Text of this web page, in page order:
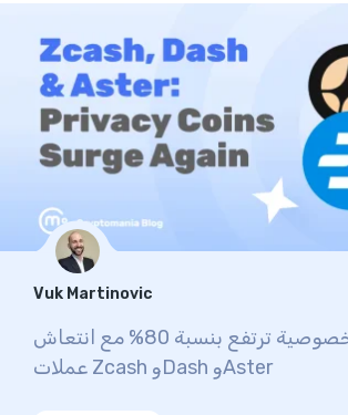
Vuk Martinovic
عملات الخصوصية ترتفع بنسبة 80% مع انتعاش
عملات Zcash وDash وAster